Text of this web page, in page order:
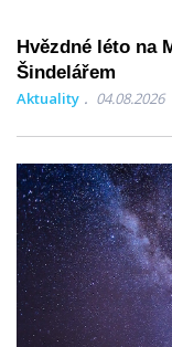
Hvězdné léto na
Šindelářem
Aktuality 04.08.2026